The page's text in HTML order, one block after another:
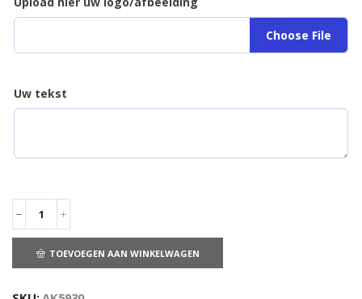
Choose File
Uw tekst
TOEVOEGEN AAN WINKELWAGEN